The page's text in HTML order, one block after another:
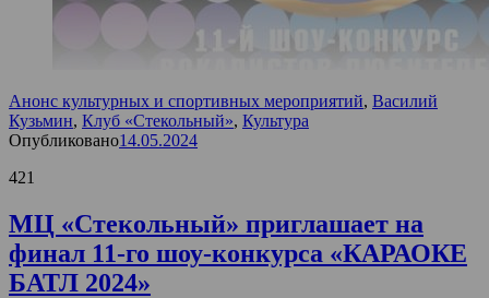
Анонс культурных и спортивных мероприятий, Василий
Кузьмин, Клуб «Стекольный», Культура
Опубликовано14.05.2024
421
МЦ «Стекольный» приглашает на
финал 11-го шоу-конкурса «КАРАОКЕ
БАТЛ 2024»